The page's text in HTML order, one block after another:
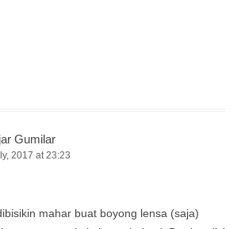
Gumilar
2017 at 23:23
mahar buat boyong lensa (saja)